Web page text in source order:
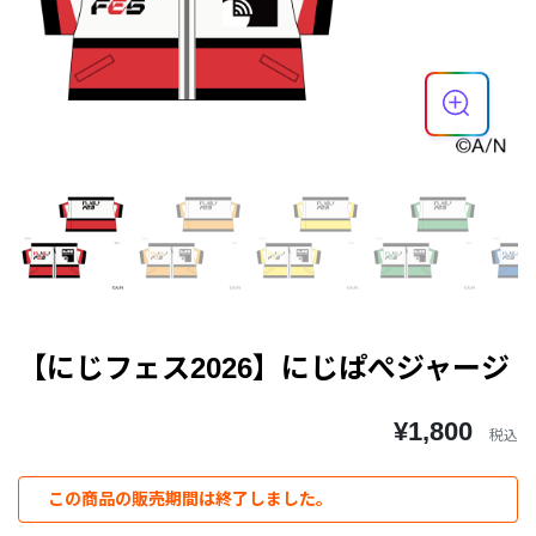
【にじフェス2026】にじぱぺジャージ
¥1,800 税込
この商品の販売期間は終了しました。